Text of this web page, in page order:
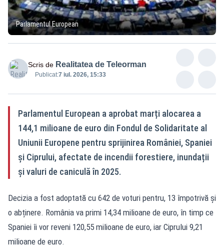
Parlamentul European
Scris de Realitatea de Teleorman
Publicat:7 iul. 2026, 15:33
Parlamentul European a aprobat marți alocarea a
144,1 milioane de euro din Fondul de Solidaritate al
Uniunii Europene pentru sprijinirea României, Spaniei
și Ciprului, afectate de incendii forestiere, inundații
și valuri de caniculă în 2025.
Decizia a fost adoptată cu 642 de voturi pentru, 13 împotrivă și
o abținere. România va primi 14,34 milioane de euro, în timp ce
Spaniei îi vor reveni 120,55 milioane de euro, iar Ciprului 9,21
milioane de euro.